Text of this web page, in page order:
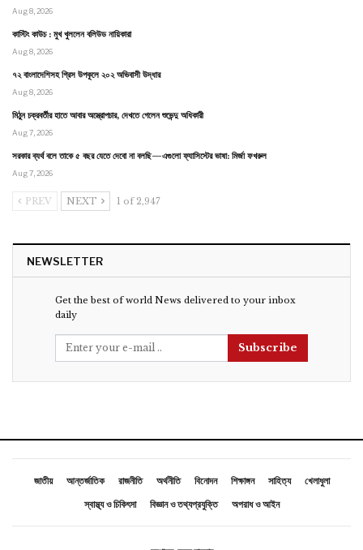
Aug 8, 2026
কাস্টিং কাউচ : মুখ খুললেন বলিউড নায়িকারা
Aug 8, 2026
৭২ বাংলাদেশিসহ গ্রিস উপকূলে ২০২ অভিবাসী উদ্ধার
Aug 8, 2026
মিঠুন চক্রবর্তীর হাতে আবার অস্ত্রোপচার, দেখতে গেলেন শুভেন্দু অধিকারী
Aug 7, 2026
সরকার ব্যর্থ বলে তাকে ৫ বছর যেতে দেবো না বলছি—এগুলো ফ্যাসিস্টের ভাষা: মির্জা ফখরুল
Aug 7, 2026
PREV NEXT 1 of 2,947
NEWSLETTER
Get the best of world News delivered to your inbox
daily
Subscribe
জাতীয় আন্তর্জাতিক রাজনীতি অর্থনীতি বিনোদন শিক্ষাঙ্গন সাহিত্য
খেলাধুলা
স্বাস্থ্য ও চিকিৎসা
বিজ্ঞান ও তথ্যপ্রযুক্তি অপরাধ ও আইন